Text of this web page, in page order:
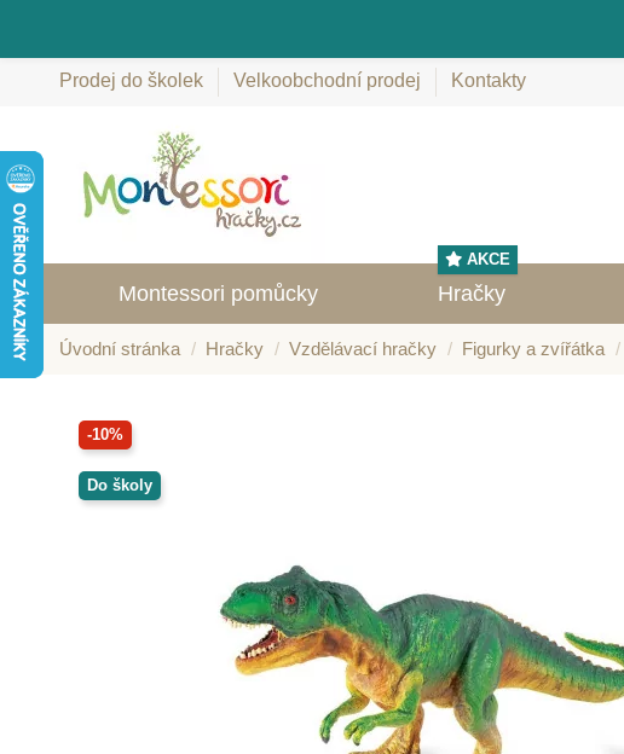
Prodej do školek Velkoobchodní prodej Kontakty
Montessori pomůcky Hračky
AKCE
Úvodní stránka Hračky Vzdělávací hračky Figurky a zvířátka
-10%
Do školy